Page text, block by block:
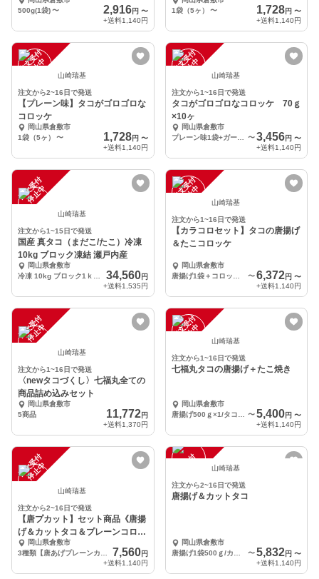
トたこ
500g(1袋)〜 2,916円 〜
+送料1,140円
1袋（5ヶ）
〜 1,728円 〜
+送料1,140円
注
文
受
付
停
止
中 山崎瑞基
注文から2~16日で発送
【プレーン味】タコがゴロゴロな
コロッケ
岡山県倉敷市
1袋（5ヶ）
〜 1,728円 〜
+送料1,140円
注
文
受
付
停
止
中 山崎瑞基
注文から1~16日で発送
タコがゴロゴロなコロッケ 70ｇ
×10ヶ
岡山県倉敷市
プレーン味1袋+ガーリック味1袋
〜3,456円 〜
+送料1,140円
注
文
受
付
停
止
中
山崎瑞基
注文から1~15日で発送
国産 真タコ（まだこ/たこ）冷凍
10kg ブロック凍結 瀬戸内産
岡山県倉敷市
34,560円
+送料1,535円
注
文
受
付
停
止
中 山崎瑞基
注文から1~16日で発送
【カラコロセット】タコの唐揚げ
＆たこコロッケ
岡山県倉敷市
〜6,372円 〜
+送料1,140円
注
文
受
付
停
止
中
山崎瑞基
注文から1~16日で発送
〈newタコづくし〉七福丸全ての
商品詰め込みセット
岡山県倉敷市
5商品
11,772円
+送料1,370円
注
文
受
付
停
止
中 山崎瑞基
注文から1~16日で発送
七福丸タコの唐揚げ＋たこ焼き
岡山県倉敷市
〜5,400円 〜
+送料1,140円
注
文
受
付
停
止
中
山崎瑞基
注文から2~16日で発送
【唐プカット】セット商品《唐揚
げ＆カットタコ＆プレーンコロッ
ケ》岡山県倉敷市
7,560円
+送料1,140円
注
文
受
付
停
止 山崎瑞基
注文から2~16日で発送
唐揚げ＆カットタコ
岡山県倉敷市
〜5,832円 〜
+送料1,140円